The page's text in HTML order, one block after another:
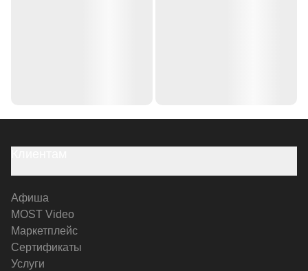
Афиша
MOST Video
Маркетплейс
Сертификаты
Услуги